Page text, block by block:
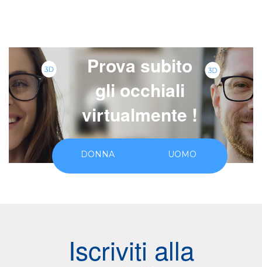
Prova subito
gli occhiali
virtualmente !
DONNA UOMO
Iscriviti alla